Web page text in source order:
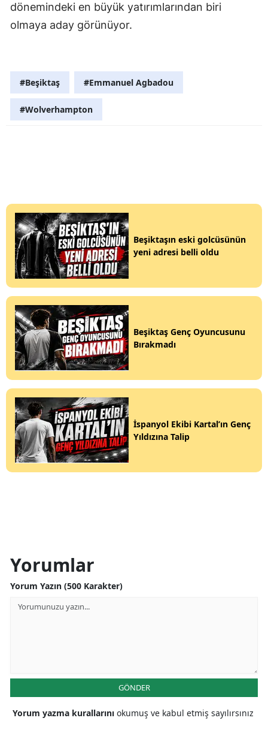
dönemindeki en büyük yatırımlarından biri
olmaya aday görünüyor.
#Beşiktaş #Emmanuel Agbadou
#Wolverhampton
Beşiktaşın eski golcüsünün
yeni adresi belli oldu
Beşiktaş Genç Oyuncusunu
Bırakmadı
İspanyol Ekibi Kartal’ın Genç
Yıldızına Talip
Yorumlar
Yorum Yazın (500 Karakter)
GÖNDER
Yorum yazma kurallarını okumuş ve kabul etmiş sayılırsınız